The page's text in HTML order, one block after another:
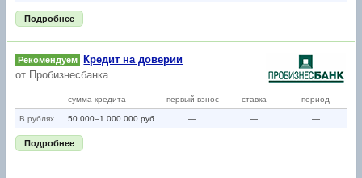
Подробнее
Рекомендуем
Кредит на доверии
от Пробизнесбанка
сумма кредита первый взнос ставка период
В рублях 50 000–1 000 000 руб. — — —
Подробнее